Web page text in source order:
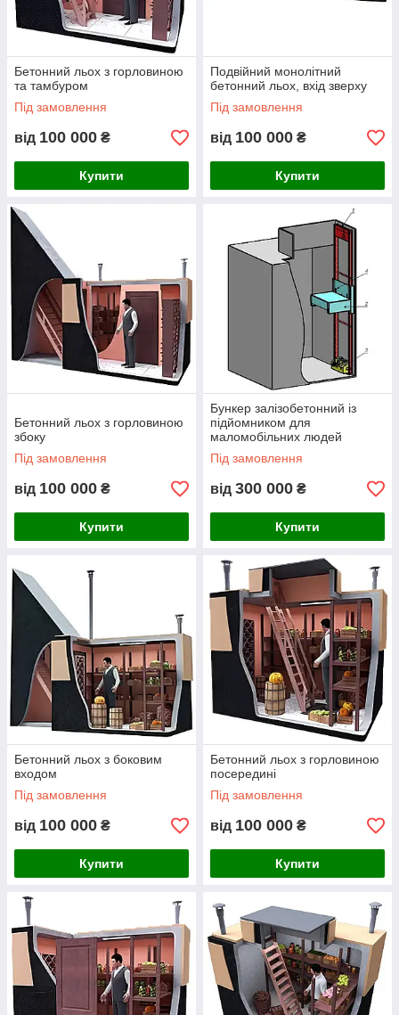
Бетонний льох з горловиною
та тамбуром
Під замовлення
від 100 000 ₴
Купити
Подвійний монолітний
бетонний льох, вхід зверху
Під замовлення
від 100 000 ₴
Купити
Бетонний льох з горловиною
збоку
Під замовлення
від 100 000 ₴
Купити
Бункер залізобетонний із
підйомником для
маломобільних людей
Під замовлення
від 300 000 ₴
Купити
Бетонний льох з боковим
входом
Під замовлення
від 100 000 ₴
Купити
Бетонний льох з горловиною
посередині
Під замовлення
від 100 000 ₴
Купити